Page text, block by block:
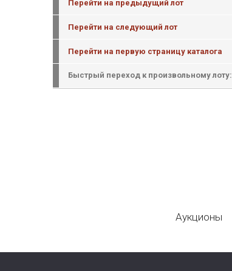
Перейти на предыдущий лот
Перейти на следующий лот
Перейти на первую страницу каталога
Быстрый переход к произвольному лоту:
Аукционы